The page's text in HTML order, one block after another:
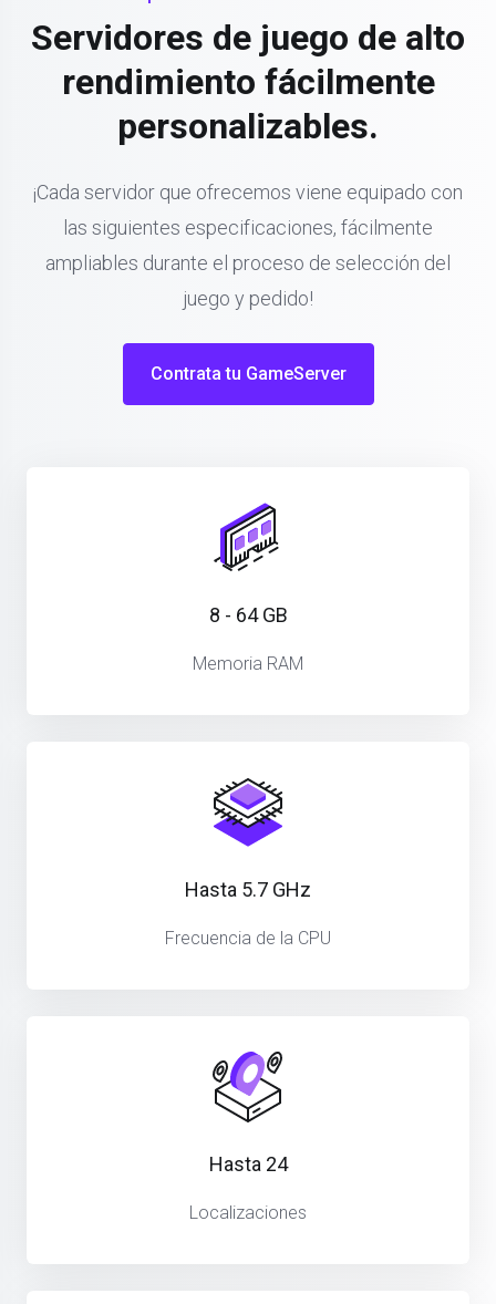
Servidores de juego de alto
rendimiento fácilmente
personalizables.
¡Cada servidor que ofrecemos viene equipado con
las siguientes especificaciones, fácilmente
ampliables durante el proceso de selección del
juego y pedido!
Contrata tu GameServer
8 - 64 GB
Memoria RAM
Hasta 5.7 GHz
Frecuencia de la CPU
Hasta 24
Localizaciones